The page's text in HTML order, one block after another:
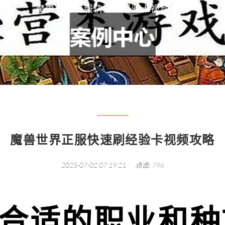
魔兽世界正服快速刷经验卡视频攻略
魔兽世界正服快速刷经验卡视频攻略
2025-07-02 07:19:21 点击: 796